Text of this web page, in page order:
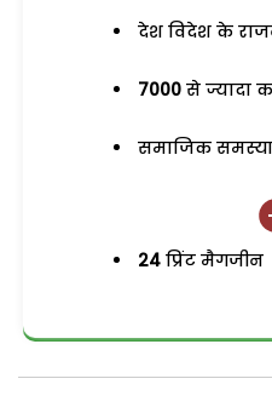
देश विदेश के
7000 से ज्यादा
समाजिक
24 प्रिंट मैगजीन